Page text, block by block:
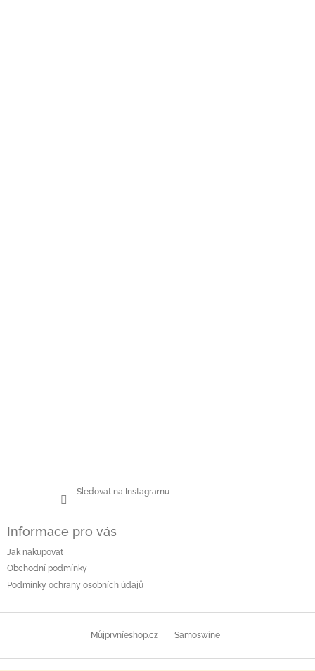
Sledovat na Instagramu
Informace pro vás
Jak nakupovat
Obchodní podmínky
Podmínky ochrany osobních údajů
Můjprvníeshop.cz Samoswine